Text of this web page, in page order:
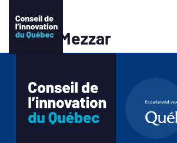
Zohra Mezzar